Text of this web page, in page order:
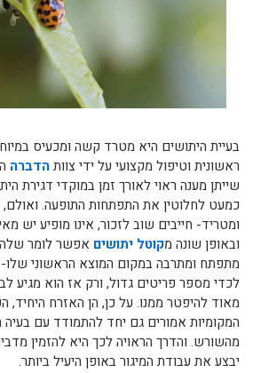
בעיית היתושים היא מטרד קשה ומכעיס
ראשונית וטיפול מקצועי על ידי צוותהדברה
שייתן מענה ראוי לאורך זמן במוקדי דגירת
כמעט לחלוטין את התפתחות התופעה. ואולם,
ומטריד- חייבים שוב לזכור, אינו מופיע יש
ובאופן שונה מקוטל יתושים אפשר לומר
מתפתח ומתרבה במקום המוצא הראשוני
לכדי מספר פריטים גדול, ורק אז הוא מגיע
מאוד להיפטר ממנו. על כן, הן האזרח היחיד,
המקומיות אמורים גם יחד להתמודד עם בעיה
מהשורש. והדרך הראויה לכך היא להזמין
יבצע את עבודת המיגור באופן היעיל ביותר.